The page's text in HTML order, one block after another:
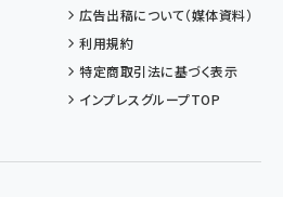
広告出稿について（媒体資料）
利用規約
特定商取引法に基づく表示
インプレスグループTOP